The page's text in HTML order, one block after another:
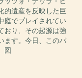
的遺産を反映した巨
庭でプレイされてい
おり、その起源は強
ます。今日、このパ
図